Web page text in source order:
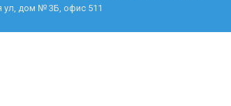
ул, дом № 3Б, офис 511